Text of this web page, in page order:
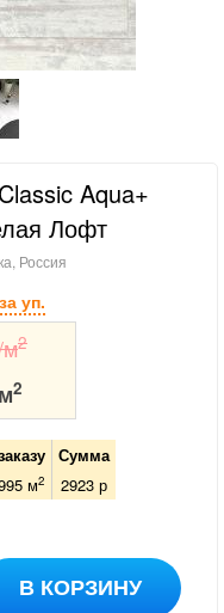
Aqua+
Лофт
Россия
уп.
2
2
Сумма
м2 2923р
В КОРЗИНУ